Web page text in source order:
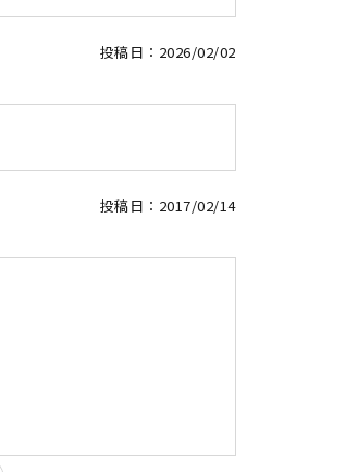
投稿日 2026/02/02
投稿日 2017/02/14